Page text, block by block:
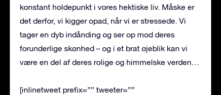
konstant holdepunkt i vores hektiske liv. Måske er
det derfor, vi kigger opad, når vi er stressede. Vi
tager en dyb indånding og ser op mod deres
forunderlige skønhed – og i et brat øjeblik kan vi
være en del af ​​deres rolige og himmelske verden…
[inlinetweet prefix=”” tweeter=””